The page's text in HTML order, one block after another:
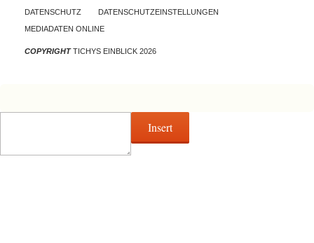
DATENSCHUTZ
DATENSCHUTZEINSTELLUNGEN
MEDIADATEN ONLINE
COPYRIGHTTICHYS EINBLICK 2026
Insert